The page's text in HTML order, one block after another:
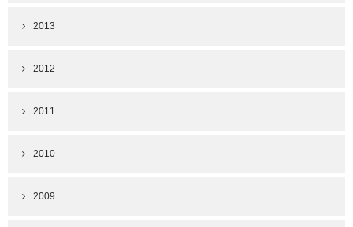
2013
2012
2011
2010
2009